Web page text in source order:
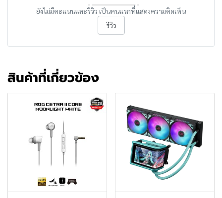
ยังไม่มีคะแนนและรีวิว เป็นคนแรกที่แสดงความคิดเห็น
รีวิว
สินค้าที่เกี่ยวข้อง